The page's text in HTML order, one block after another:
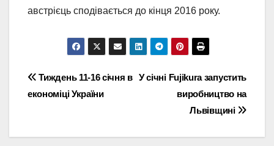
австрієць сподівається до кінця 2016 року.
Навігація
записів
У січні Fujikura запустить
виробництво на
Львівщині
Тиждень 11-16 січня в
економіці України